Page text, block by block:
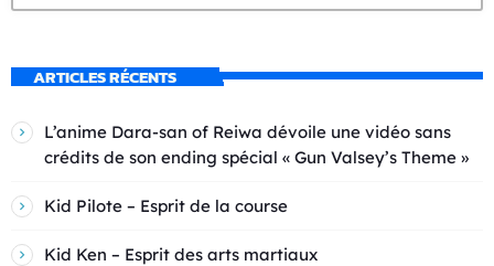
ARTICLES RÉCENTS
L’anime Dara-san of Reiwa dévoile une vidéo sans
crédits de son ending spécial « Gun Valsey’s Theme »
Kid Pilote – Esprit de la course
Kid Ken – Esprit des arts martiaux